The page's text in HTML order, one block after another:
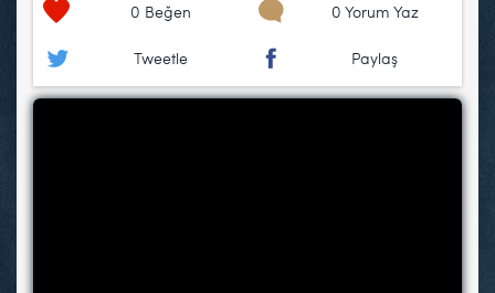
0 Beğen 0 Yorum Yaz
Tweetle Paylaş